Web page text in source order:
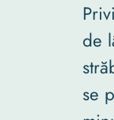
de
se